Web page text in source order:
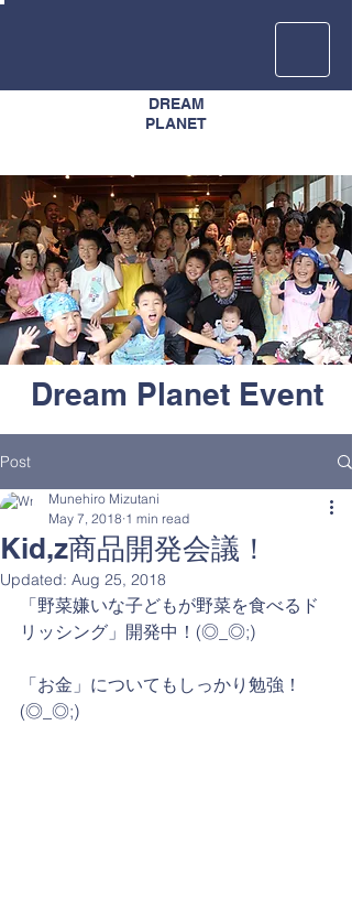
DREAM
​PLANET
​Dream Planet Event
Post
Kid,z商品開発会議！
Munehiro Mizutani
May 7, 2018 1 min read
Updated: Aug 25, 2018
「野菜嫌いな子どもが野菜を食べるド
リッシング」開発中！(◎_◎;)
「お金」についてもしっかり勉強！
(◎_◎;)